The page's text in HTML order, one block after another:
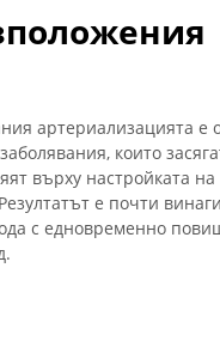
артериализацията е
които
върху настройката
е почти
с едновременно